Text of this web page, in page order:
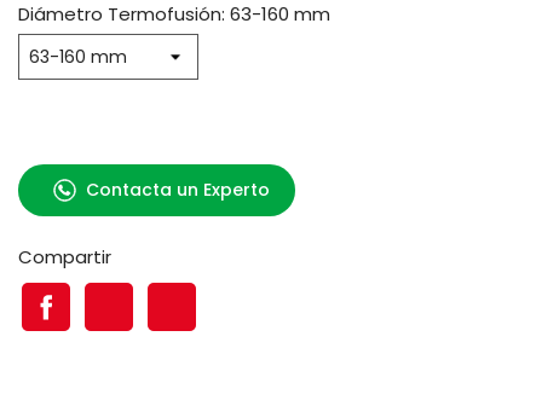
Diámetro Termofusión: 63-160 mm
Contacta un Experto
Compartir